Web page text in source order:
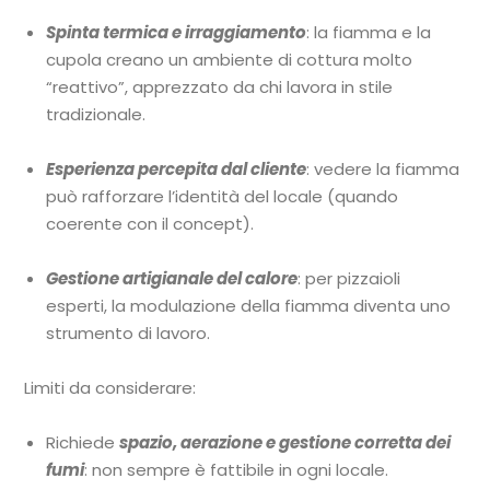
Spinta termica e irraggiamento: la fiamma e la
cupola creano un ambiente di cottura molto
“reattivo”, apprezzato da chi lavora in stile
tradizionale.
Esperienza percepita dal cliente: vedere la fiamma
può rafforzare l’identità del locale (quando
coerente con il concept).
Gestione artigianale del calore: per pizzaioli
esperti, la modulazione della fiamma diventa uno
strumento di lavoro.
Limiti da considerare:
Richiedespazio, aerazione e gestione corretta dei
fumi: non sempre è fattibile in ogni locale.